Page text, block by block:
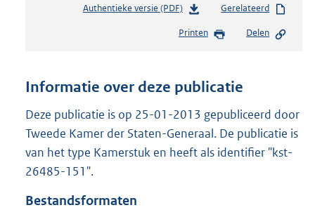
Authentieke versie (PDF)b
s
n
s
r
o
Gerelateerd
Printen Delen
Informatie over deze publicatie
Deze publicatie is op 25-01-2013 gepubliceerd door
Tweede Kamer der Staten-Generaal. De publicatie is
van het type Kamerstuk en heeft als identifier "kst-
26485-151".
Bestandsformaten